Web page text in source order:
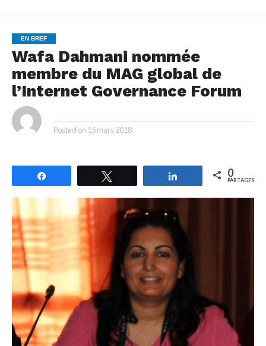
EN BREF
Wafa Dahmani nommée
membre du MAG global de
l’Internet Governance Forum
Posted on 15 mars 2018
Partagez 0
PARTAGES